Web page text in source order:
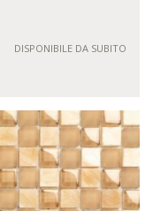
DISPONIBILE DA SUBITO